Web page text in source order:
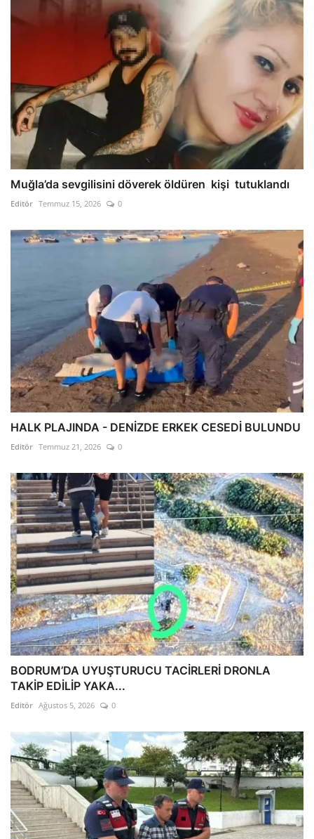
Muğla’da sevgilisini döverek öldüren kişi tutuklandı
Editör Temmuz 15, 2026 0
HALK PLAJINDA - DENİZDE ERKEK CESEDİ BULUNDU
Editör Temmuz 21, 2026 0
BODRUM’DA UYUŞTURUCU TACİRLERİ DRONLA
TAKİP EDİLİP YAKA...
Editör Ağustos 5, 2026 0